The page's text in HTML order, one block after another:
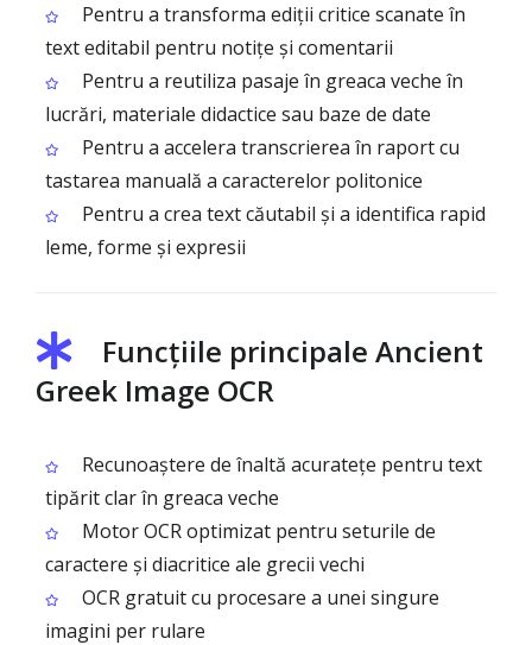
Pentru a transforma ediții critice scanate în
text editabil pentru notițe și comentarii
Pentru a reutiliza pasaje în greaca veche în
lucrări, materiale didactice sau baze de date
Pentru a accelera transcrierea în raport cu
tastarea manuală a caracterelor politonice
Pentru a crea text căutabil și a identifica rapid
leme, forme și expresii
Funcțiile principale Ancient
Greek Image OCR
Recunoaștere de înaltă acuratețe pentru text
tipărit clar în greaca veche
Motor OCR optimizat pentru seturile de
caractere și diacritice ale grecii vechi
OCR gratuit cu procesare a unei singure
imagini per rulare